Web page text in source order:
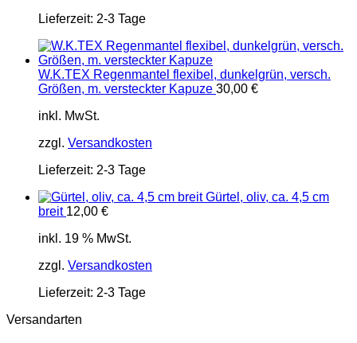
Lieferzeit: 2-3 Tage
W.K.TEX Regenmantel flexibel, dunkelgrün, versch.
Größen, m. versteckter Kapuze 30,00 €
inkl. MwSt.
zzgl. Versandkosten
Lieferzeit: 2-3 Tage
Gürtel, oliv, ca. 4,5 cm
breit 12,00 €
inkl. 19 % MwSt.
zzgl. Versandkosten
Lieferzeit: 2-3 Tage
Versandarten